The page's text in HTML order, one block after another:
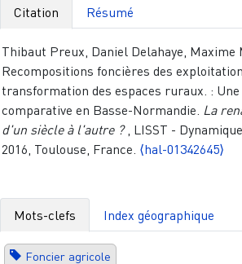
Citation Résumé
Thibaut Preux, Daniel Delahaye, Maxime
Recompositions foncières des
transformation des espaces ruraux. :
comparative en Basse-Normandie. La
d'un siècle à l'autre ? , LISST -
2016, Toulouse, France. ⟨hal-01342645⟩
Mots-clefs Index géographique
Foncier agricole